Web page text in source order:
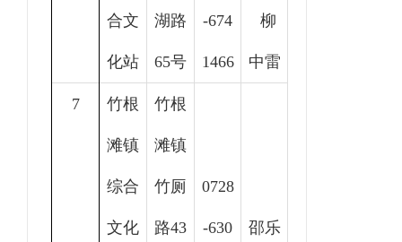
合文
化站
湖路
65号
-674
1466
柳
中雷
7 竹根
滩镇
综合
文化
竹根
滩镇
竹厕
路43
0728
-630 邵乐